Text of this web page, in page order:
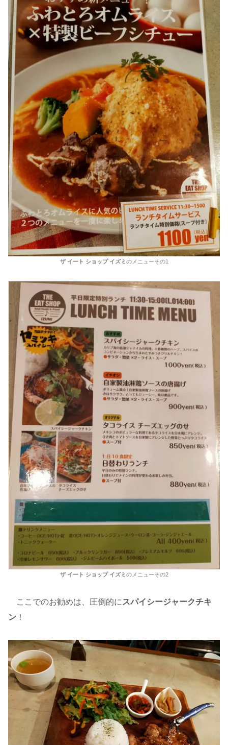
ザ イート ショップ イズミ のメニューその1
ザ イート ショップ イズミ のメニューその2
ここでのお勧めは、圧倒的に スパイシージャークチキ
ン ！